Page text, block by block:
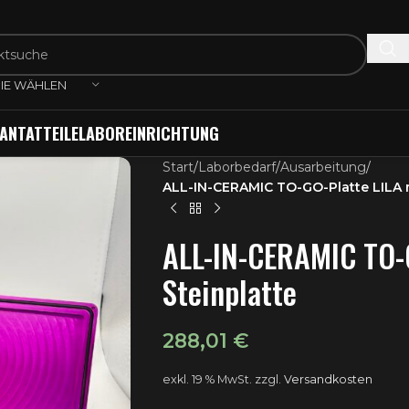
WÄHLEN
LABOREINRICHTUNG
Start/Laborbedarf/Ausarbeitung/
ALL-IN-CERAMIC TO-GO-Platte
ALL-IN-CERAMIC
Steinplatte
288,01 €
exkl. 19 % MwSt. zzgl. Versandkosten